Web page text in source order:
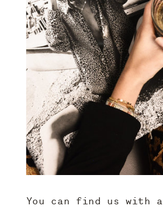
You can find us with a